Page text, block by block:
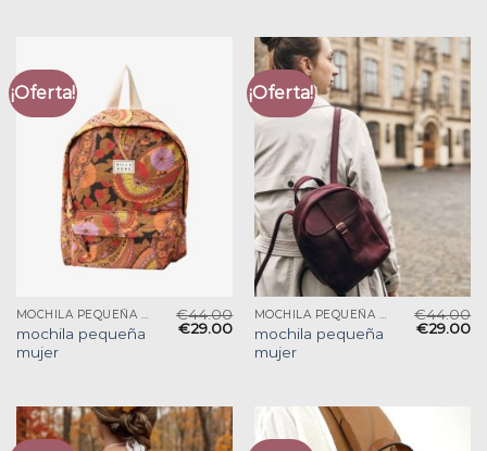
¡Oferta!
MOCHILA PEQUEÑA MUJER
mochila pequeña
mujer
€44.00
€29.00
¡Oferta!
MOCHILA PEQUEÑA MUJER
mochila pequeña
mujer
€44.00
€29.00